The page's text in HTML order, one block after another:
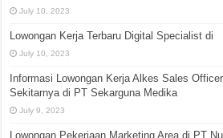
July 10, 2023
Lowongan Kerja Terbaru Digital Specialist di
July 10, 2023
Informasi Lowongan Kerja Alkes Sales
Sekitarnya di PT Sekarguna Medika
July 9, 2023
Lowongan Pekerjaan Marketing Area di PT